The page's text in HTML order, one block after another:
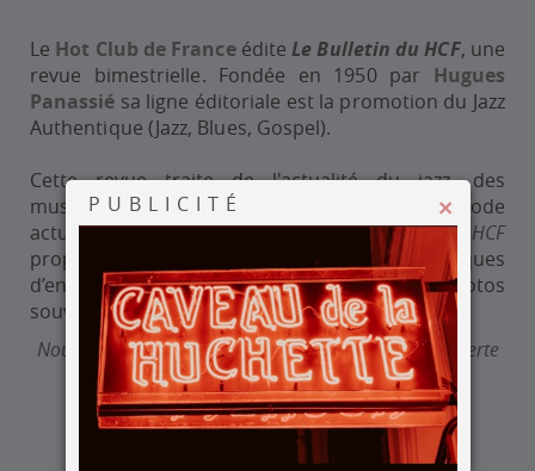
×
PUBLICITÉ
Le Hot Club de France éditeLe Bulletin du HCF, une
revue bimestrielle. Fondée en 1950 par Hugues
Panassié sa ligne éditoriale est la promotion du Jazz
Authentique (Jazz, Blues, Gospel).
Cette revue traite de l'actualité du jazz, des
musiciens, des œuvres des origines à la période
actuelle, des festivals et concerts.Le Bulletin du HCF
propose également des chroniques
d’enregistrements et de livres, illustrées de photos
souvent originales.
Nous proposons une formule d'abonnement découverte
pour les nouveaux abonnés.
S'ABONNER